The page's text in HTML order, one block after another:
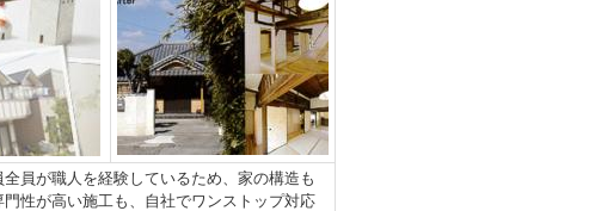
員が職人を経験しているため、家の構造も
性が高い施工も、自社でワンストップ対応